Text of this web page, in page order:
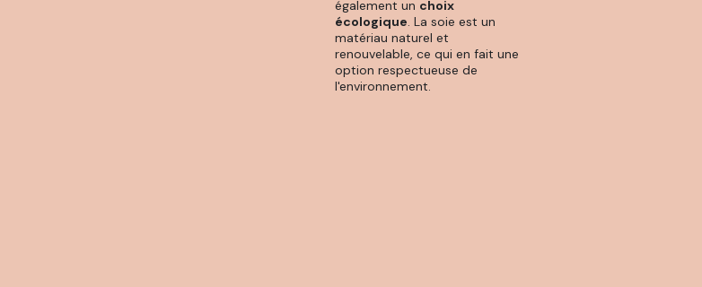
également un choix
écologique. La soie est un
matériau naturel et
renouvelable, ce qui en fait une
option respectueuse de
l'environnement.